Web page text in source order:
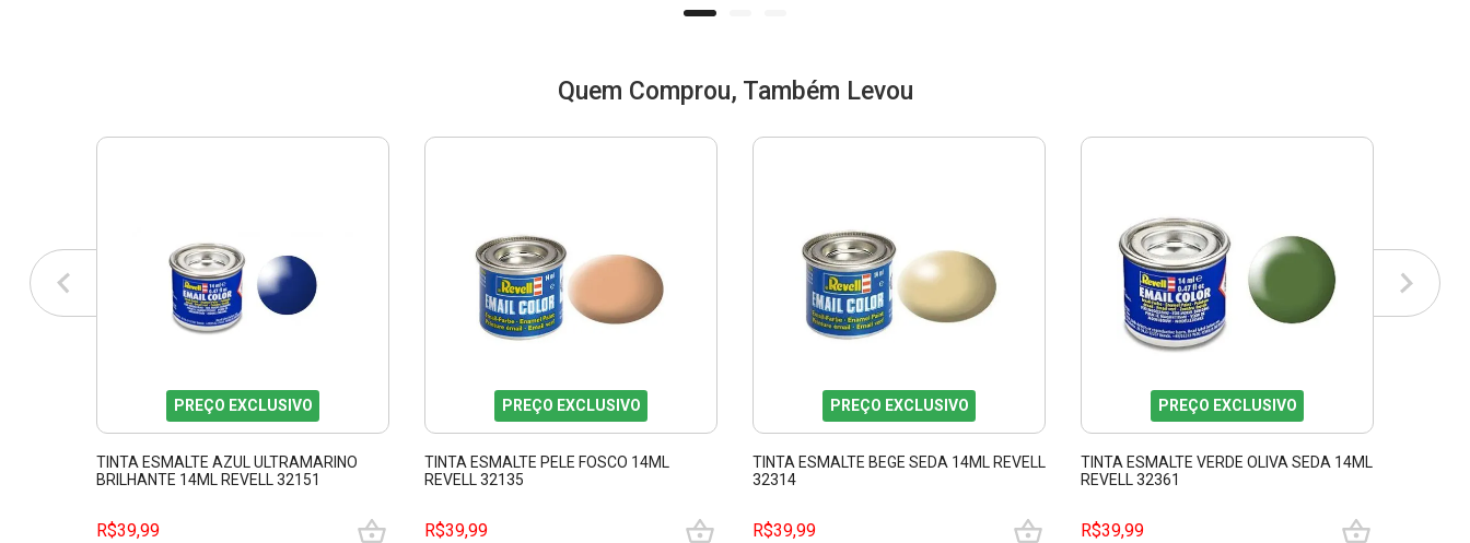
Quem Comprou, Também Levou
PREÇO EXCLUSIVO
TINTA ESMALTE AZUL ULTRAMARINO
BRILHANTE 14ML REVELL 32151
R$39,99
PREÇO EXCLUSIVO
TINTA ESMALTE PELE FOSCO 14ML
REVELL 32135
R$39,99
PREÇO EXCLUSIVO
TINTA ESMALTE BEGE SEDA 14ML REVELL
32314
R$39,99
PREÇO EXCLUSIVO
TINTA ESMALTE VERDE OLIVA SEDA 14ML
REVELL 32361
R$39,99